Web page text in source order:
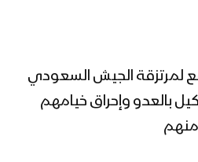
لمرتزقة الجيش السعودي
بالعدو وإحراق خيامهم